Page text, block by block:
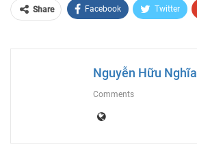
Share Facebook Twitter
Nguyễn Hữu Nghĩa
Comments